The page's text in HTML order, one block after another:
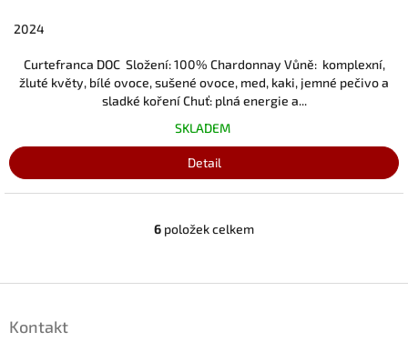
2024
Curtefranca DOC Složení: 100% Chardonnay Vůně: komplexní,
žluté květy, bílé ovoce, sušené ovoce, med, kaki, jemné pečivo a
sladké koření Chuť: plná energie a...
SKLADEM
Detail
O
á
6 položek celkem
Kontakt